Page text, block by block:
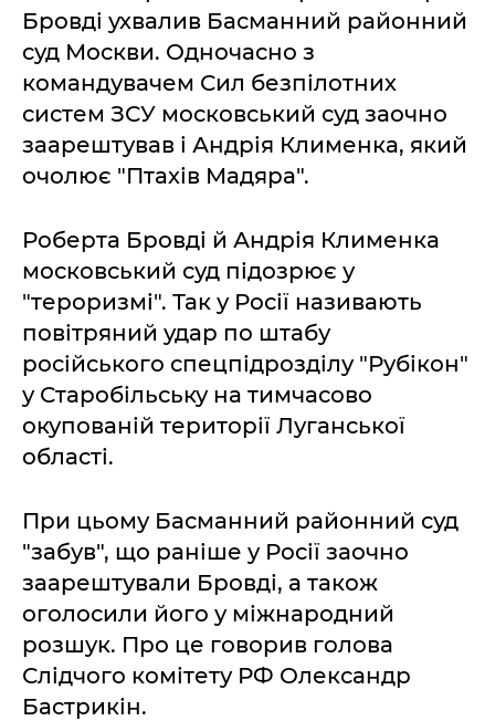
Бровді ухвалив Басманний районний
суд Москви. Одночасно з
командувачем Сил безпілотних
систем ЗСУ московський суд заочно
заарештував і Андрія Клименка, який
очолює "Птахів Мадяра".
Роберта Бровді й Андрія Клименка
московський суд підозрює у
"тероризмі". Так у Росії називають
повітряний удар по штабу
російського спецпідрозділу "Рубікон"
у Старобільську на тимчасово
окупованій території Луганської
області.
При цьому Басманний районний суд
"забув", що раніше у Росії заочно
заарештували Бровді, а також
оголосили його у міжнародний
розшук. Про це говорив голова
Слідчого комітету РФ Олександр
Бастрикін.